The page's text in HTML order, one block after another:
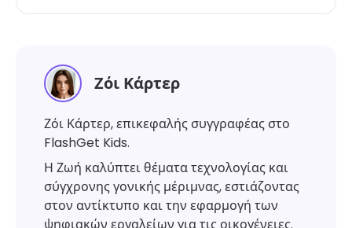
Ζόι Κάρτερ
Ζόι Κάρτερ, επικεφαλής συγγραφέας στο
FlashGet Kids.
Η Ζωή καλύπτει θέματα τεχνολογίας και
σύγχρονης γονικής μέριμνας, εστιάζοντας
στον αντίκτυπο και την εφαρμογή των